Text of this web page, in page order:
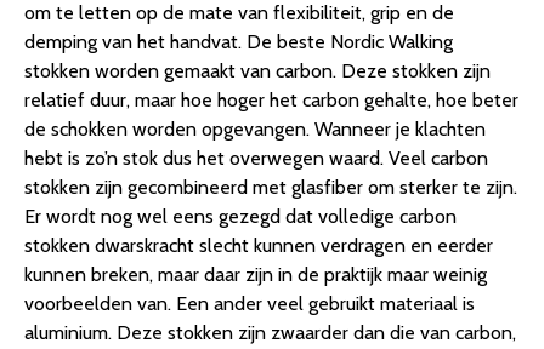
om te letten op de mate van flexibiliteit, grip en de
demping van het handvat. De beste Nordic Walking
stokken worden gemaakt van carbon. Deze stokken zijn
relatief duur, maar hoe hoger het carbon gehalte, hoe beter
de schokken worden opgevangen. Wanneer je klachten
hebt is zo’n stok dus het overwegen waard. Veel carbon
stokken zijn gecombineerd met glasfiber om sterker te zijn.
Er wordt nog wel eens gezegd dat volledige carbon
stokken dwarskracht slecht kunnen verdragen en eerder
kunnen breken, maar daar zijn in de praktijk maar weinig
voorbeelden van. Een ander veel gebruikt materiaal is
aluminium. Deze stokken zijn zwaarder dan die van carbon,